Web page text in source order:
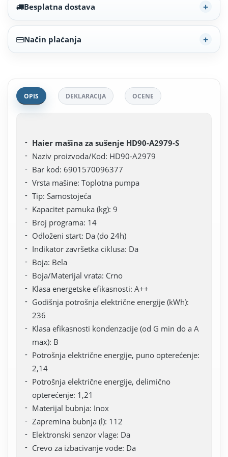
Besplatna dostava
Način plaćanja
OPIS DEKLARACIJA OCENE
Haier mašina za sušenje HD90-A2979-S
Naziv proizvoda/Kod: HD90-A2979
Bar kod: 6901570096377
Vrsta mašine: Toplotna pumpa
Tip: Samostojeća
Kapacitet pamuka (kg): 9
Broj programa: 14
Odloženi start: Da (do 24h)
Indikator završetka ciklusa: Da
Boja: Bela
Boja/Materijal vrata: Crno
Klasa energetske efikasnosti: A++
Godišnja potrošnja električne energije (kWh):
236
Klasa efikasnosti kondenzacije (od G min do a A
max): B
Potrošnja električne energije, puno opterećenje:
2,14
Potrošnja električne energije, delimično
opterećenje: 1,21
Materijal bubnja: Inox
Zapremina bubnja (l): 112
Elektronski senzor vlage: Da
Crevo za izbacivanje vode: Da